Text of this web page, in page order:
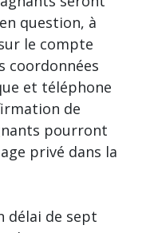
question, à
le compte
coordonnées
et téléphone
de
pourront
privé dans la
délai de sept